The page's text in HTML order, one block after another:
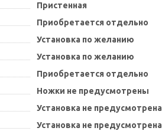
Пристенная
Приобретается отдельно
Установка по желанию
Установка по желанию
Приобретается отдельно
Ножки не предусмотрены
Установка не предусмотрена
Установка не предусмотрена